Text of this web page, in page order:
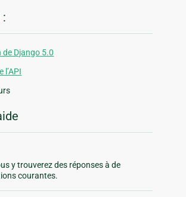
Django 5.0
l’API
y trouverez des réponses à de
courantes.